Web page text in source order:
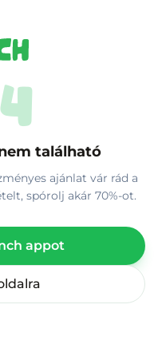
található
ajánlat vár rád a
spórolj akár 70%-ot.
appot